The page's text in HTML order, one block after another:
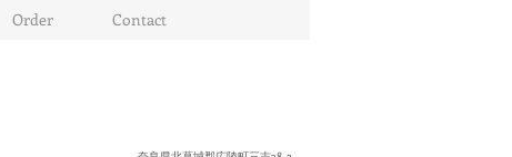
Order Contact